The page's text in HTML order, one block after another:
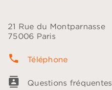
21 Rue du Montparnasse
75006 Paris
phone Téléphone
contacts Questions fréquentes